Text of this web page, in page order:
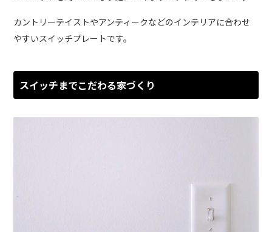
カントリーテイストやアンティークなどのインテリアに合わせ
やすいスイッチプレートです。
スイッチまでこだわる家づくり